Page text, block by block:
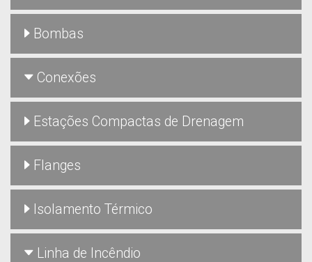
Bombas
Conexões
Estações Compactas de Drenagem
Flanges
Isolamento Térmico
Linha de Incêndio